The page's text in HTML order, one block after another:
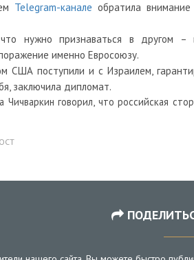
Telegram-канале обратила
нужно признаваться в другом
именно Евросоюзу.
США поступили и с Израилем,
заключила дипломат.
Чичваркин говорил, что российская